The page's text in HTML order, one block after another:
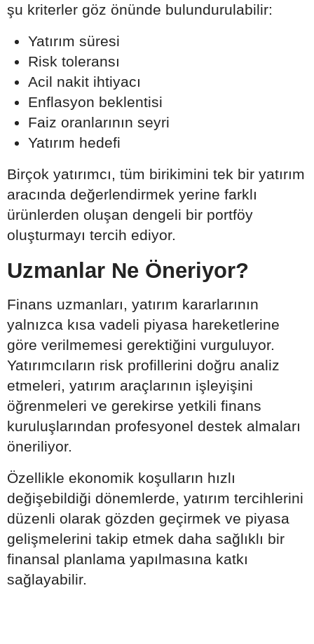
şu kriterler göz önünde bulundurulabilir:
Yatırım süresi
Risk toleransı
Acil nakit ihtiyacı
Enflasyon beklentisi
Faiz oranlarının seyri
Yatırım hedefi
Birçok yatırımcı, tüm birikimini tek bir yatırım
aracında değerlendirmek yerine farklı
ürünlerden oluşan dengeli bir portföy
oluşturmayı tercih ediyor.
Uzmanlar Ne Öneriyor?
Finans uzmanları, yatırım kararlarının
yalnızca kısa vadeli piyasa hareketlerine
göre verilmemesi gerektiğini vurguluyor.
Yatırımcıların risk profillerini doğru analiz
etmeleri, yatırım araçlarının işleyişini
öğrenmeleri ve gerekirse yetkili finans
kuruluşlarından profesyonel destek almaları
öneriliyor.
Özellikle ekonomik koşulların hızlı
değişebildiği dönemlerde, yatırım tercihlerini
düzenli olarak gözden geçirmek ve piyasa
gelişmelerini takip etmek daha sağlıklı bir
finansal planlama yapılmasına katkı
sağlayabilir.